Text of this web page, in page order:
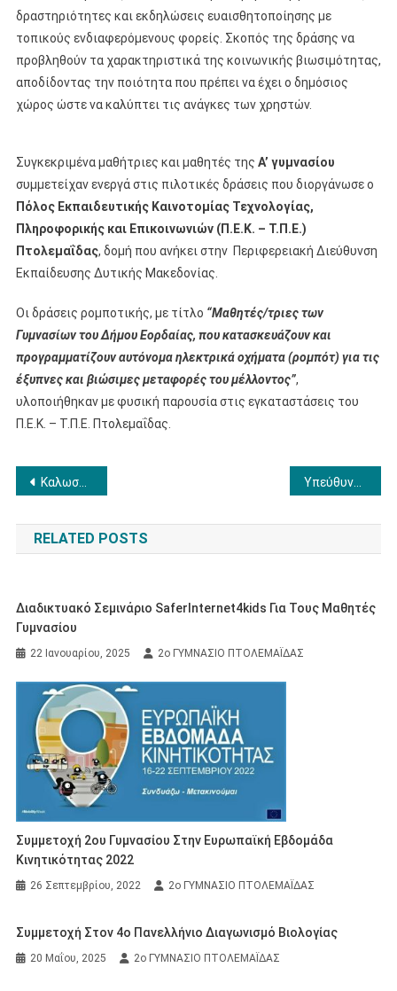
δραστηριότητες και εκδηλώσεις ευαισθητοποίησης με
τοπικούς ενδιαφερόμενους φορείς. Σκοπός της δράσης να
προβληθούν τα χαρακτηριστικά της κοινωνικής βιωσιμότητας,
αποδίδοντας την ποιότητα που πρέπει να έχει ο δημόσιος
χώρος ώστε να καλύπτει τις ανάγκες των χρηστών.
Συγκεκριμένα μαθήτριες και μαθητές της Α’ γυμνασίου
συμμετείχαν ενεργά στις πιλοτικές δράσεις που διοργάνωσε ο
Πόλος Εκπαιδευτικής Καινοτομίας Τεχνολογίας,
Πληροφορικής και Επικοινωνιών (Π.Ε.Κ. – Τ.Π.Ε.)
Πτολεμαΐδας, δομή που ανήκει στην Περιφερειακή Διεύθυνση
Εκπαίδευσης Δυτικής Μακεδονίας.
Οι δράσεις ρομποτικής, με τίτλο “Μαθητές/τριες των
Γυμνασίων του Δήμου Εορδαίας, που κατασκευάζουν και
προγραμματίζουν αυτόνομα ηλεκτρικά οχήματα (ρομπότ) για τις
έξυπνες και βιώσιμες μεταφορές του μέλλοντος”,
υλοποιήθηκαν με φυσική παρουσία στις εγκαταστάσεις του
Π.Ε.Κ. – Τ.Π.Ε. Πτολεμαΐδας.
Πλοήγηση
άρθρων
Καλωσορίζοντας την Α’ τάξη
RELATED POSTS
Διαδικτυακό Σεμινάριο SaferInternet4kids Για Τους Μαθητές
Γυμνασίου
22 Ιανουαρίου, 2025 2ο ΓΥΜΝΑΣΙΟ ΠΤΟΛΕΜΑΪΔΑΣ
Συμμετοχή 2ου Γυμνασίου Στην Ευρωπαϊκή Εβδομάδα
Κινητικότητας 2022
26 Σεπτεμβρίου, 2022 2ο ΓΥΜΝΑΣΙΟ ΠΤΟΛΕΜΑΪΔΑΣ
Συμμετοχή Στον 4ο Πανελλήνιο Διαγωνισμό Βιολογίας
20 Μαΐου, 2025 2ο ΓΥΜΝΑΣΙΟ ΠΤΟΛΕΜΑΪΔΑΣ